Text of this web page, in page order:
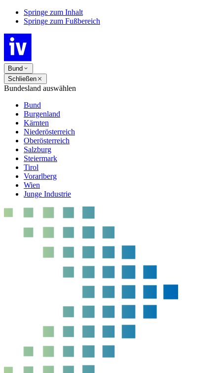
Springe zum Inhalt
Springe zum Fußbereich
Bund
Schließen
Bundesland auswählen
Bund
Burgenland
Kärnten
Niederösterreich
Oberösterreich
Salzburg
Steiermark
Tirol
Vorarlberg
Wien
Junge Industrie